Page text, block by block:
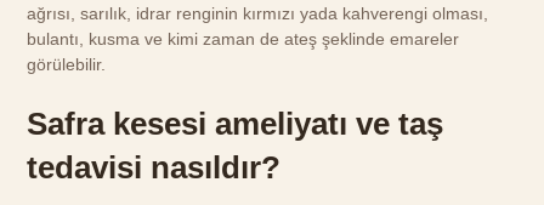
ağrısı, sarılık, idrar renginin kırmızı yada kahverengi olması,
bulantı, kusma ve kimi zaman de ateş şeklinde emareler
görülebilir.
Safra kesesi ameliyatı ve taş
tedavisi nasıldır?